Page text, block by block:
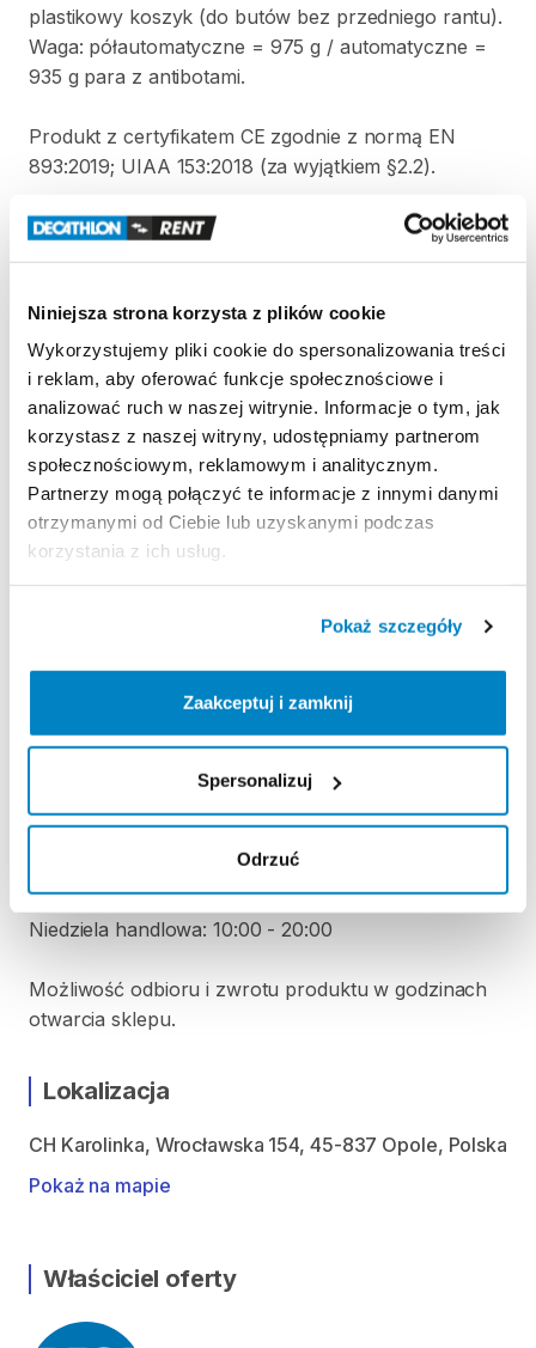
Niniejsza strona korzysta z plików cookie
Wykorzystujemy pliki cookie do spersonalizowania treści
i reklam, aby oferować funkcje społecznościowe i
analizować ruch w naszej witrynie. Informacje o tym, jak
korzystasz z naszej witryny, udostępniamy partnerom
społecznościowym, reklamowym i analitycznym.
Partnerzy mogą połączyć te informacje z innymi danymi
otrzymanymi od Ciebie lub uzyskanymi podczas
korzystania z ich usług.
Pokaż szczegóły
Zaakceptuj i zamknij
Spersonalizuj
Odrzuć
plastikowy koszyk (do butów bez przedniego rantu).
Waga: półautomatyczne = 975 g ​/​ automatyczne =
935 g para z antibotami.
Produkt z certyfikatem CE zgodnie z normą EN
893:2019; UIAA 153:2018 (za wyjątkiem §2.2).
Strona produktu w sklepie
Zasady wypożyczenia
REGULAMIN
Regulamin wypożyczalni
KAUCJA
Nie pobieramy kaucji za wypożyczenie tego
ODBIÓR I ZWROT SPRZĘTU
Poniedziałek: 9:00 - 21:00
Wtorek: 9:00 - 21:00
Środa: 9:00 - 21:00
Sobota: 9:00 - 21:00
Niedziela handlowa: 10:00 - 20:00
Możliwość odbioru i zwrotu produktu w godzinach
otwarcia sklepu.
Lokalizacja
CH Karolinka, Wrocławska 154, 45-837 Opole, Polska
Pokaż na mapie
Właściciel oferty